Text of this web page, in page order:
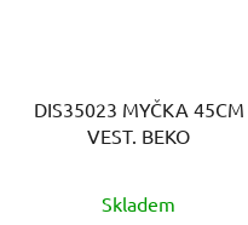
DIS35023 MYČKA 45CM
VEST. BEKO
Skladem